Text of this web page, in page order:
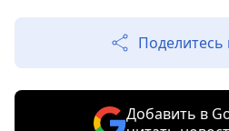
Добавить в